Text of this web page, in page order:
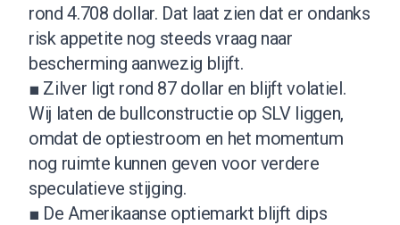
rond 4.708 dollar. Dat laat zien dat er ondanks
risk appetite nog steeds vraag naar
bescherming aanwezig blijft.
■ Zilver ligt rond 87 dollar en blijft volatiel.
Wij laten de bullconstructie op SLV liggen,
omdat de optiestroom en het momentum
nog ruimte kunnen geven voor verdere
speculatieve stijging.
■ De Amerikaanse optiemarkt blijft dips